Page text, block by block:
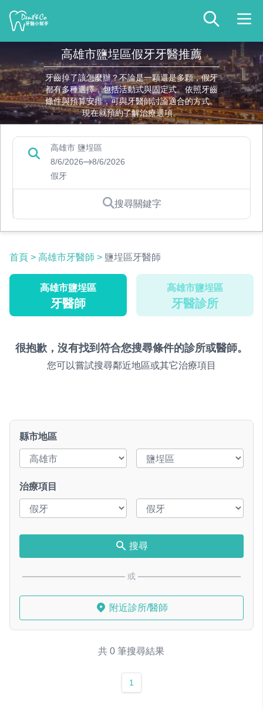
高雄市鹽埕區假牙牙醫推薦
牙齒掉了該怎麼辦？不論是一顆還是多顆，假牙
都有多種選擇，包括活動式與固定式。依照牙齒
條件與預算安排，可與牙醫師討論適合的方式。
現在就預約了解治療選項。
高雄市 鹽埕區
8/6/2026
8/6/2026
假牙
搜尋關鍵字
首頁 > 高雄市牙醫師 > 鹽埕區牙醫師
高雄市鹽埕區
牙醫師
高雄市鹽埕區
牙醫診所
很抱歉，沒有找到符合您搜尋條件的診所或醫師。
您可以嘗試搜尋鄰近地區或其它治療項目
縣市地區
治療項目
搜尋
或
附近診所/醫師
共 0 筆搜尋結果
1